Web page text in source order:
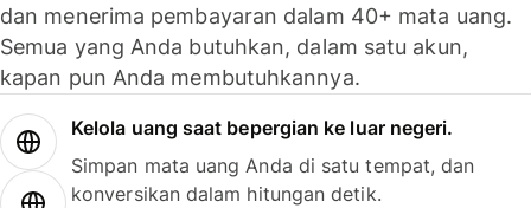
dan menerima pembayaran dalam 40+ mata uang.
Semua yang Anda butuhkan, dalam satu akun,
kapan pun Anda membutuhkannya.
Kelola uang saat bepergian ke luar negeri.
Simpan mata uang Anda di satu tempat, dan
konversikan dalam hitungan detik.